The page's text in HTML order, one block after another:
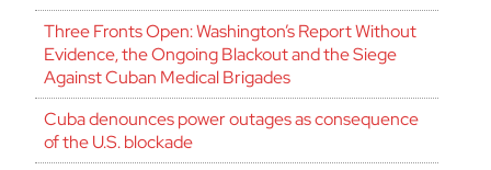
Three Fronts Open: Washington’s Report Without
Evidence, the Ongoing Blackout and the Siege
Against Cuban Medical Brigades
Cuba denounces power outages as consequence
of the U.S. blockade